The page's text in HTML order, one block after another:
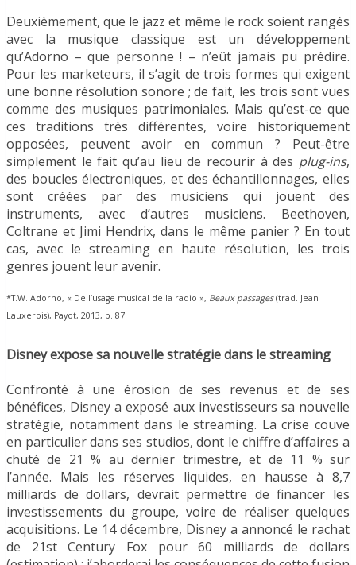
Deuxièmement, que le jazz et même le rock soient rangés
avec la musique classique est un développement
qu’Adorno – que personne ! – n’eût jamais pu prédire.
Pour les marketeurs, il s’agit de trois formes qui exigent
une bonne résolution sonore ; de fait, les trois sont vues
comme des musiques patrimoniales. Mais qu’est-ce que
ces traditions très différentes, voire historiquement
opposées, peuvent avoir en commun ? Peut-être
simplement le fait qu’au lieu de recourir à des plug-ins,
des boucles électroniques, et des échantillonnages, elles
sont créées par des musiciens qui jouent des
instruments, avec d’autres musiciens. Beethoven,
Coltrane et Jimi Hendrix, dans le même panier ? En tout
cas, avec le streaming en haute résolution, les trois
genres jouent leur avenir.
*T.W. Adorno, « De l’usage musical de la radio », Beaux passages(trad. Jean
Lauxerois), Payot, 2013, p. 87.
Disney expose sa nouvelle stratégie dans le streaming
Confronté à une érosion de ses revenus et de ses
bénéfices, Disney a exposé aux investisseurs sa nouvelle
stratégie, notamment dans le streaming. La crise couve
en particulier dans ses studios, dont le chiffre d’affaires a
chuté de 21 % au dernier trimestre, et de 11 % sur
l’année. Mais les réserves liquides, en hausse à 8,7
milliards de dollars, devrait permettre de financer les
investissements du groupe, voire de réaliser quelques
acquisitions. Le 14 décembre, Disney a annoncé le rachat
de 21st Century Fox pour 60 milliards de dollars